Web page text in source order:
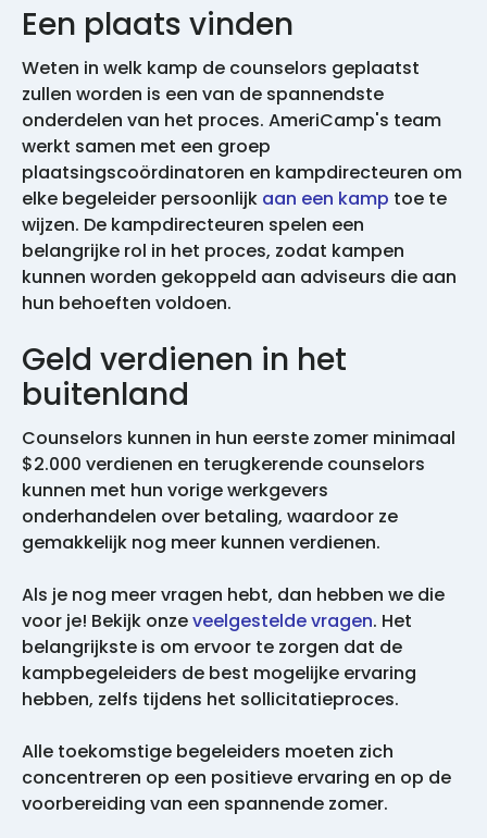
Een plaats vinden
Weten in welk kamp de counselors geplaatst
zullen worden is een van de spannendste
onderdelen van het proces. AmeriCamp's team
werkt samen met een groep
plaatsingscoördinatoren en kampdirecteuren om
elke begeleider persoonlijk aan een kamp toe te
wijzen. De kampdirecteuren spelen een
belangrijke rol in het proces, zodat kampen
kunnen worden gekoppeld aan adviseurs die aan
hun behoeften voldoen.
Geld verdienen in het
buitenland
Counselors kunnen in hun eerste zomer minimaal
$2.000 verdienen en terugkerende counselors
kunnen met hun vorige werkgevers
onderhandelen over betaling, waardoor ze
gemakkelijk nog meer kunnen verdienen.
Als je nog meer vragen hebt, dan hebben we die
voor je! Bekijk onzeveelgestelde vragen. Het
belangrijkste is om ervoor te zorgen dat de
kampbegeleiders de best mogelijke ervaring
hebben, zelfs tijdens het sollicitatieproces.
Alle toekomstige begeleiders moeten zich
concentreren op een positieve ervaring en op de
voorbereiding van een spannende zomer.